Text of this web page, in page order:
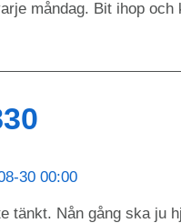
måndag. Bit ihop och
30 00:00
tänkt. Nån gång ska ju